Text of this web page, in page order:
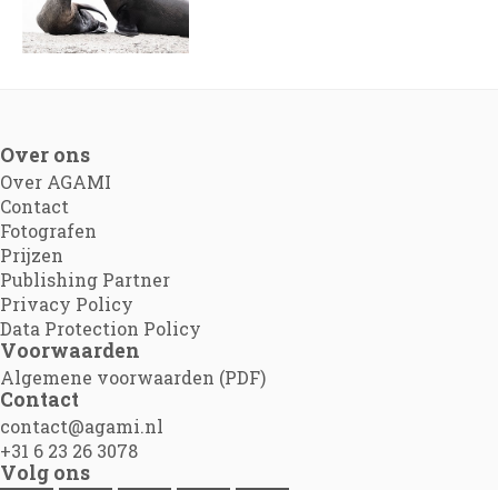
Over ons
Over AGAMI
Contact
Fotografen
Prijzen
Publishing Partner
Privacy Policy
Data Protection Policy
Voorwaarden
Algemene voorwaarden (PDF)
Contact
contact@agami.nl
+31 6 23 26 3078
Volg ons